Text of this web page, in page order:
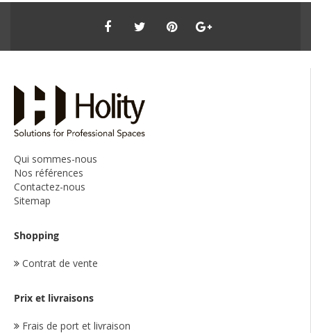
Qui sommes-nous
Nos références
Contactez-nous
Sitemap
Shopping
Contrat de vente
Prix et livraisons
Frais de port et livraison